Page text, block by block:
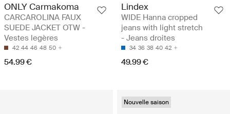
ONLY Carmakoma
CARCAROLINA FAUX
SUEDE JACKET OTW -
Vestes legères
42 44 46 48 50
54.99 €
Lindex
WIDE Hanna cropped
jeans with light stretch
- Jeans droites
34 36 38 40 42
49.99 €
Nouvelle saison